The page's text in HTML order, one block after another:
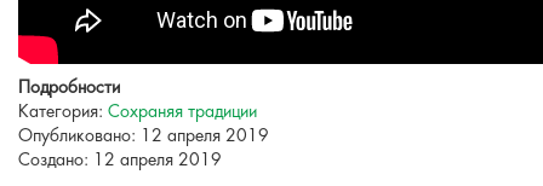
Подробности
Категория: Сохраняя традиции
Опубликовано: 12 апреля 2019
Создано: 12 апреля 2019